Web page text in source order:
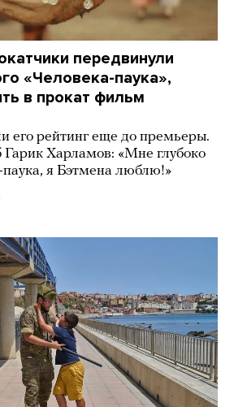
передвинули
«Человека-паука»,
в прокат фильм
его рейтинг еще до премьеры.
Харламов: «Мне глубоко
я Бэтмена люблю!»